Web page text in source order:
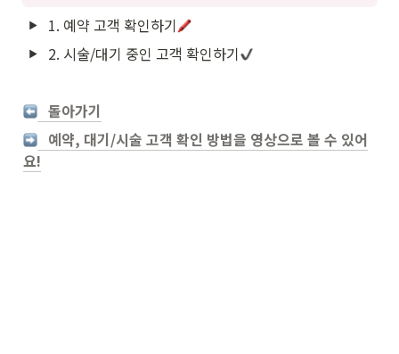
1. 예약 고객 확인하기
2. 시술/대기 중인 고객 확인하기
돌아가기
예약, 대기/시술 고객 확인 방법을 영상으로 볼 수 있어
요!